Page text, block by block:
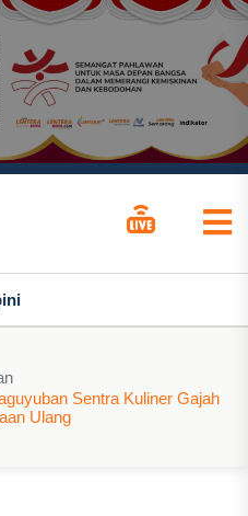
Sentra Kuliner Gajah
Ulang